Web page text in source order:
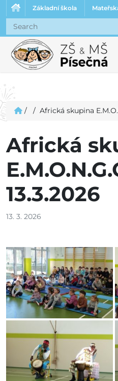
Základní škola
/ / Africká skupina
Africká
13.3.2026
13. 3. 2026